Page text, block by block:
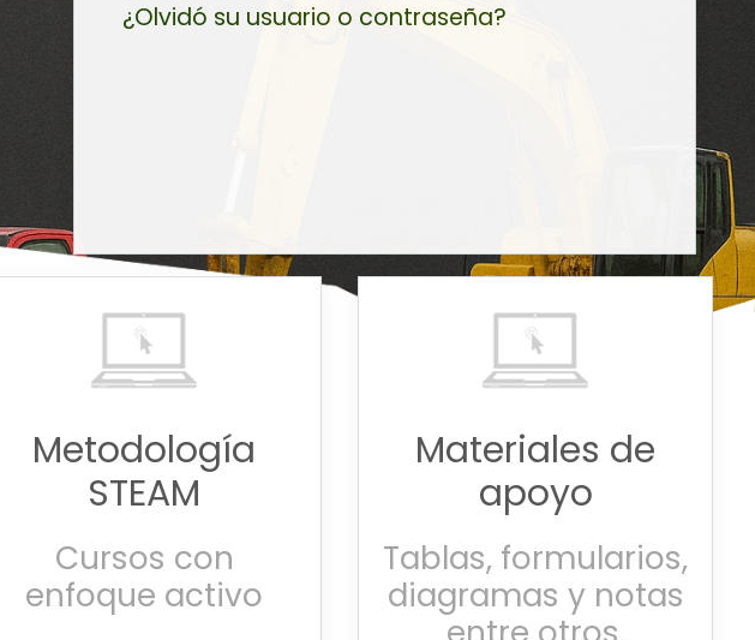
¿Olvidó su usuario o contraseña?
Metodología
STEAM
Cursos con
enfoque activo
Materiales de
apoyo
Tablas, formularios,
diagramas y notas